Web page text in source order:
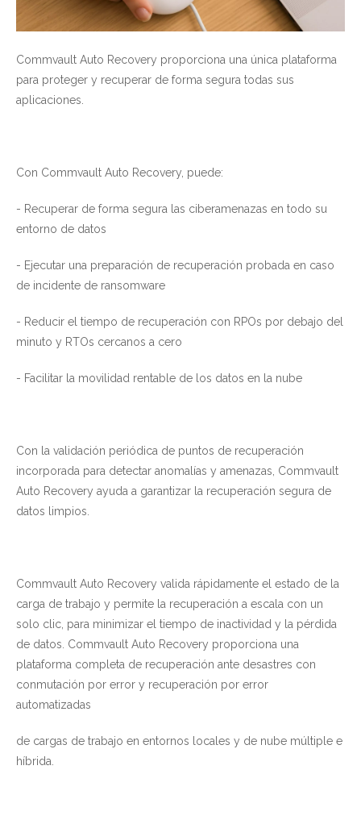
Commvault Auto Recovery proporciona una única plataforma
para proteger y recuperar de forma segura todas sus
aplicaciones.
Con Commvault Auto Recovery, puede:
- Recuperar de forma segura las ciberamenazas en todo su
entorno de datos
- Ejecutar una preparación de recuperación probada en caso
de incidente de ransomware
- Reducir el tiempo de recuperación con RPOs por debajo del
minuto y RTOs cercanos a cero
- Facilitar la movilidad rentable de los datos en la nube
Con la validación periódica de puntos de recuperación
incorporada para detectar anomalías y amenazas, Commvault
Auto Recovery ayuda a garantizar la recuperación segura de
datos limpios.
Commvault Auto Recovery valida rápidamente el estado de la
carga de trabajo y permite la recuperación a escala con un
solo clic, para minimizar el tiempo de inactividad y la pérdida
de datos. Commvault Auto Recovery proporciona una
plataforma completa de recuperación ante desastres con
conmutación por error y recuperación por error
automatizadas
de cargas de trabajo en entornos locales y de nube múltiple e
híbrida.